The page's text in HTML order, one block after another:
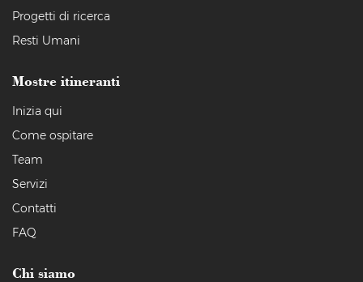
Progetti di ricerca
Resti Umani
Mostre itineranti
Inizia qui
Come ospitare
Team
Servizi
Contatti
FAQ
Chi siamo